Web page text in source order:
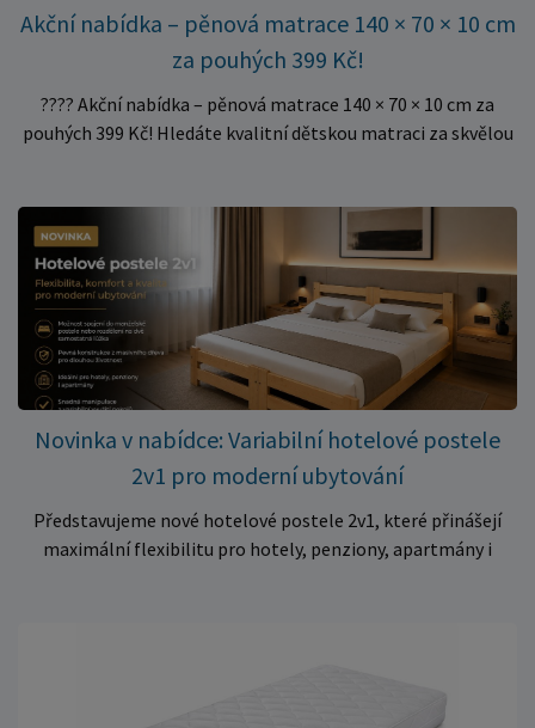
Akční nabídka – pěnová matrace 140 × 70 × 10 cm
za pouhých 399 Kč!
???? Akční nabídka – pěnová matrace 140 × 70 × 10 cm za
pouhých 399 Kč! Hledáte kvalitní dětskou matraci za skvělou
✅ Pohodlné pěnové jádro pro komfortní spánek dítěte ✅
Skvělá volba do dětských postýlek ✅ Výjimečně výhodná cena
– jen 399 Kč Využijte této mimořádné nabídky a pořiďte
kvalitní matraci za cenu, která patří k nejvýhodnějším na
trhu. Akce platí pouze do vyprodání zásob. Nakupujte chytře a
ušetřete!
Novinka v nabídce: Variabilní hotelové postele
2v1 pro moderní ubytování
Představujeme nové hotelové postele 2v1, které přinášejí
maximální flexibilitu pro hotely, penziony, apartmány i
stabilitu a dlouhou životnost. Robustní konstrukce z